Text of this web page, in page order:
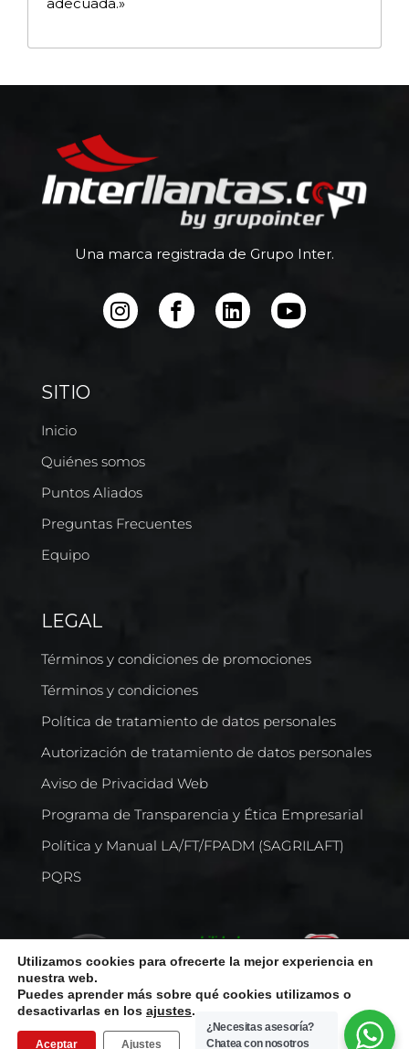
Una marca registrada de Grupo Inter.
SITIO
Inicio
Quiénes somos
Puntos Aliados
Preguntas Frecuentes
Equipo
LEGAL
Términos y condiciones de promociones
Términos y condiciones
Política de tratamiento de datos personales
Autorización de tratamiento de datos personales
Aviso de Privacidad Web
Programa de Transparencia y Ética Empresarial
Política y Manual LA/FT/FPADM (SAGRILAFT)
PQRS
Utilizamos cookies para ofrecerte la mejor experiencia en
nuestra web.
Puedes aprender más sobre qué cookies utilizamos o
desactivarlas en los ajustes.
Aceptar Ajustes
¿Necesitas asesoría?
Chatea con nosotros